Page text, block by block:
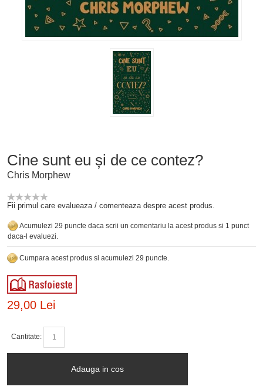
Cine sunt eu și de ce contez?
Chris Morphew
Fii primul care evalueaza / comenteaza despre acest produs.
Acumulezi 29 puncte daca scrii un comentariu la acest produs si 1 punct
daca-l evaluezi.
Cumpara acest produs si acumulezi 29 puncte.
29,00 Lei
Cantitate:
Adauga in cos